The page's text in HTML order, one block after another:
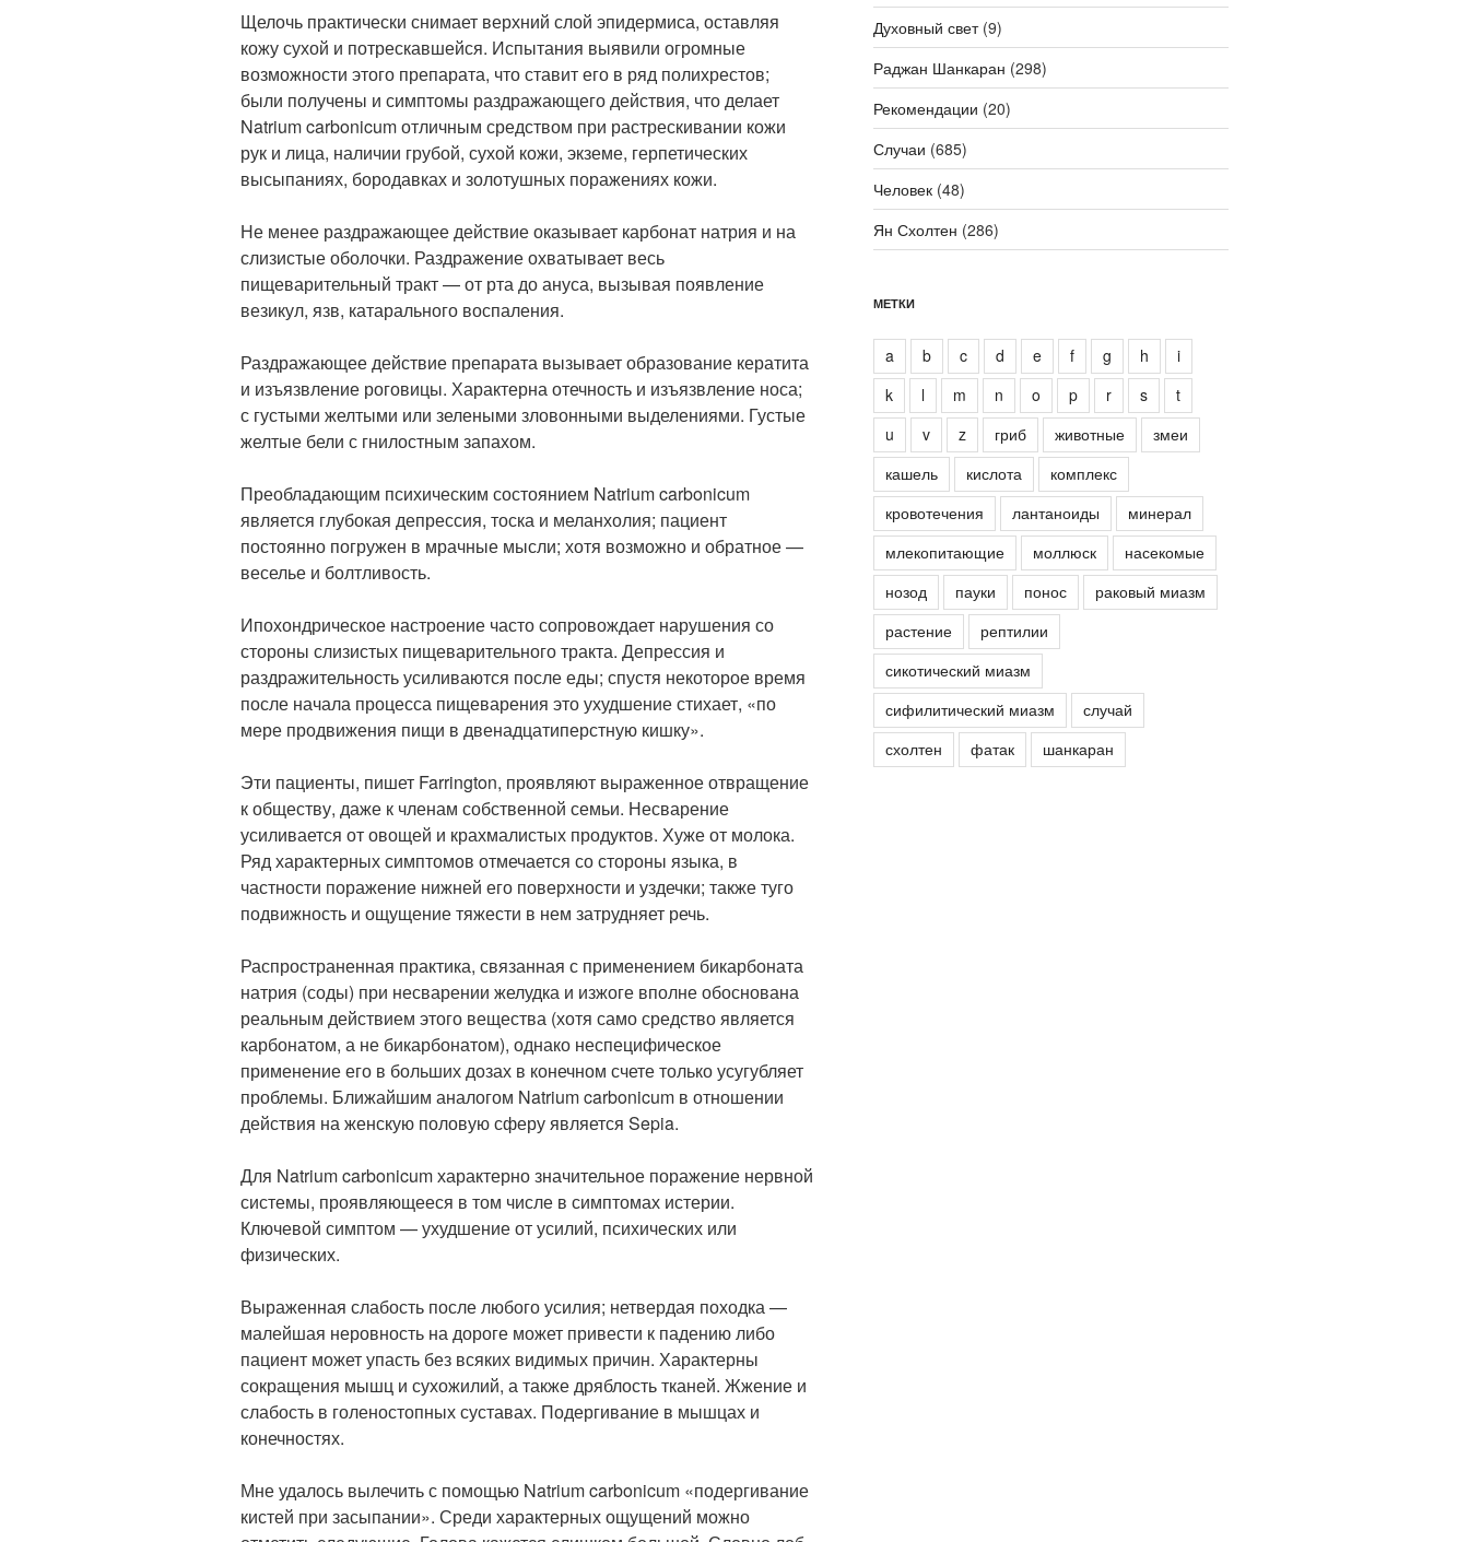
Щелочь практически снимает верхний слой эпидермиса, оставляя
кожу сухой и потрескавшейся. Испытания выявили огромные
возможности этого препарата, что ставит его в ряд полихрестов;
были получены и симптомы раздражающего действия, что делает
Natrium carbonicum отличным средством при растрескивании кожи
рук и лица, наличии грубой, сухой кожи, экземе, герпетических
высыпаниях, бородавках и золотушных поражениях кожи.
Не менее раздражающее действие оказывает карбонат натрия и на
слизистые оболочки. Раздражение охватывает весь
пищеварительный тракт — от рта до ануса, вызывая появление
везикул, язв, катарального воспаления.
Раздражающее действие препарата вызывает образование кератита
и изъязвление роговицы. Характерна отечность и изъязвление носа;
с густыми желтыми или зелеными зловонными выделениями. Густые
желтые бели с гнилостным запахом.
Преобладающим психическим состоянием Natrium carbonicum
является глубокая депрессия, тоска и меланхолия; пациент
постоянно погружен в мрачные мысли; хотя возможно и обратное —
веселье и болтливость.
Ипохондрическое настроение часто сопровождает нарушения со
стороны слизистых пищеварительного тракта. Депрессия и
раздражительность усиливаются после еды; спустя некоторое время
после начала процесса пищеварения это ухудшение стихает, «по
мере продвижения пищи в двенадцатиперстную кишку».
Эти пациенты, пишет Farrington, проявляют выраженное отвращение
к обществу, даже к членам собственной семьи. Несварение
усиливается от овощей и крахмалистых продуктов. Хуже от молока.
Ряд характерных симптомов отмечается со стороны языка, в
частности поражение нижней его поверхности и уздечки; также туго
подвижность и ощущение тяжести в нем затрудняет речь.
Распространенная практика, связанная с применением бикарбоната
натрия (соды) при несварении желудка и изжоге вполне обоснована
реальным действием этого вещества (хотя само средство является
карбонатом, а не бикарбонатом), однако неспецифическое
применение его в больших дозах в конечном счете только усугубляет
проблемы. Ближайшим аналогом Natrium carbonicum в отношении
действия на женскую половую сферу является Sepia.
Для Natrium carbonicum характерно значительное поражение нервной
системы, проявляющееся в том числе в симптомах истерии.
Ключевой симптом — ухудшение от усилий, психических или
физических.
Выраженная слабость после любого усилия; нетвердая походка —
малейшая неровность на дороге может привести к падению либо
пациент может упасть без всяких видимых причин. Характерны
сокращения мышц и сухожилий, а также дряблость тканей. Жжение и
слабость в голеностопных суставах. Подергивание в мышцах и
конечностях.
Мне удалось вылечить с помощью Natrium carbonicum «подергивание
кистей при засыпании». Среди характерных ощущений можно
Духовный свет(9)
Раджан Шанкаран (298)
Рекомендации (20)
Случаи (685)
Человек(48)
Ян Схолтен (286)
МЕТКИ
a b c d e f g h
i
k
l m n o p r s
t
u
v z гриб животные
змеи
кашель
кислота
комплекс
кровотечения
лантаноиды
минерал
млекопитающие
моллюск
насекомые
нозод
пауки понос
раковый миазм
растение
рептилии
сикотический миазм
сифилитический миазм
случай
схолтен
фатак шанкаран